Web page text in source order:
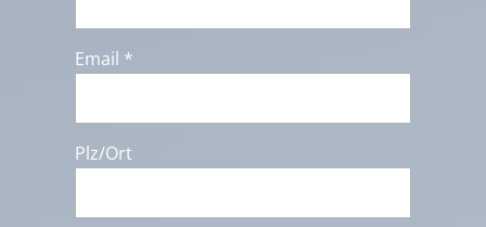
Email *
Plz/Ort